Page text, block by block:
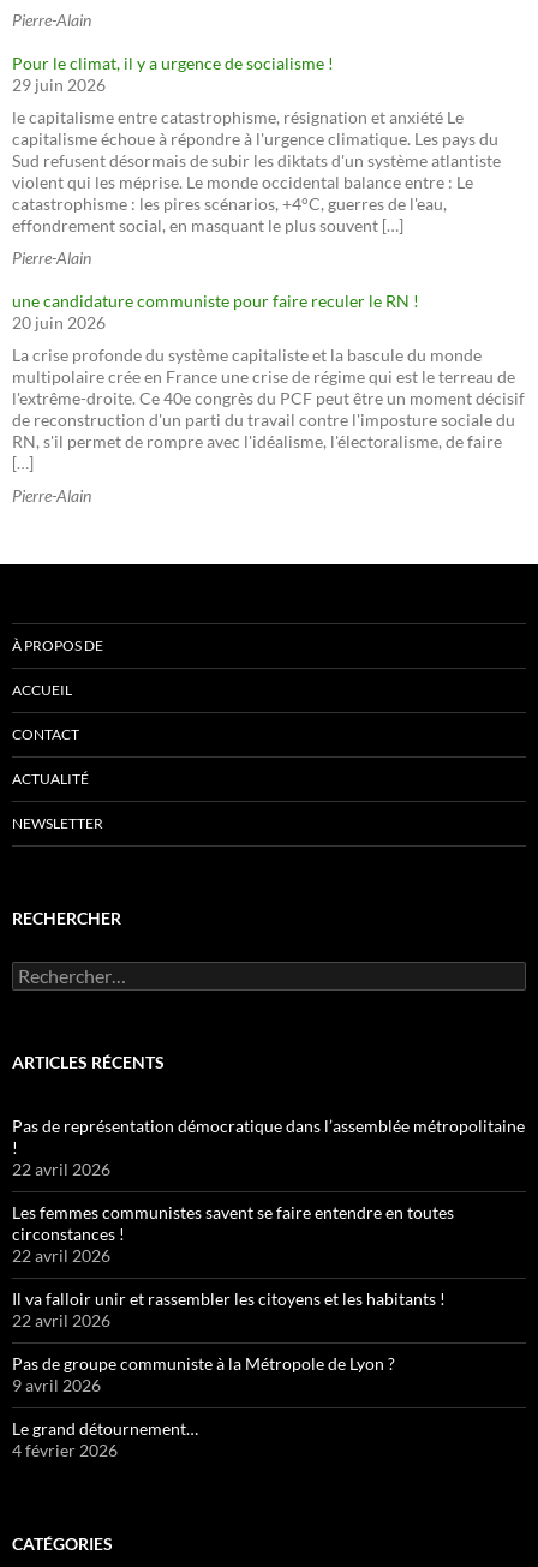
Pierre-Alain
Pour le climat, il y a urgence de socialisme !
29 juin 2026
le capitalisme entre catastrophisme, résignation et anxiété Le
capitalisme échoue à répondre à l'urgence climatique. Les pays du
Sud refusent désormais de subir les diktats d'un système atlantiste
violent qui les méprise. Le monde occidental balance entre : Le
catastrophisme : les pires scénarios, +4°C, guerres de l'eau,
effondrement social, en masquant le plus souvent […]
Pierre-Alain
une candidature communiste pour faire reculer le RN !
20 juin 2026
La crise profonde du système capitaliste et la bascule du monde
multipolaire crée en France une crise de régime qui est le terreau de
l'extrême-droite. Ce 40e congrès du PCF peut être un moment décisif
de reconstruction d'un parti du travail contre l'imposture sociale du
RN, s'il permet de rompre avec l'idéalisme, l'électoralisme, de faire
[…]
Pierre-Alain
À PROPOS DE
ACCUEIL
CONTACT
ACTUALITÉ
NEWSLETTER
RECHERCHER
Rechercher :
ARTICLES RÉCENTS
Pas de représentation démocratique dans l’assemblée métropolitaine
!
22 avril 2026
Les femmes communistes savent se faire entendre en toutes
circonstances !
22 avril 2026
Il va falloir unir et rassembler les citoyens et les habitants !
22 avril 2026
Pas de groupe communiste à la Métropole de Lyon ?
9 avril 2026
Le grand détournement…
4 février 2026
CATÉGORIES